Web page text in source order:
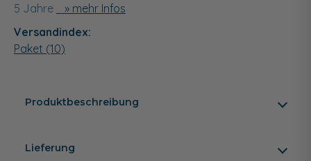
5 Jahre
» mehr Infos
Versandindex:
Paket (10)
Produktbeschreibung
Lieferung